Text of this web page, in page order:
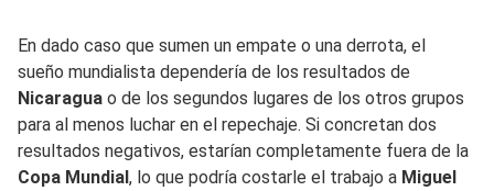
En dado caso que sumen un empate o una derrota, el
sueño mundialista dependería de los resultados de
Nicaragua o de los segundos lugares de los otros grupos
para al menos luchar en el repechaje. Si concretan dos
resultados negativos, estarían completamente fuera de la
Copa Mundial, lo que podría costarle el trabajo a Miguel